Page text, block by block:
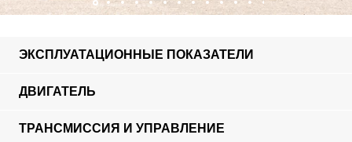
ЭКСПЛУАТАЦИОННЫЕ ПОКАЗАТЕЛИ
ДВИГАТЕЛЬ
ТРАНСМИССИЯ И УПРАВЛЕНИЕ